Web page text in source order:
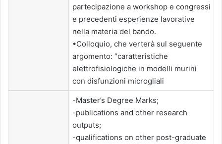
partecipazione a workshop e congressi
e precedenti esperienze lavorative
nella materia del bando.
•Colloquio, che verterà sul seguente
argomento: “caratteristiche
elettrofisiologiche in modelli murini
con disfunzioni microgliali
-Master’s Degree Marks;
-publications and other research
outputs;
-qualifications on other post-graduate